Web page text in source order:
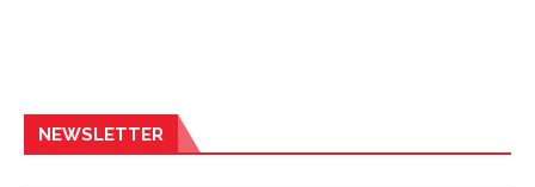
NEWSLETTER